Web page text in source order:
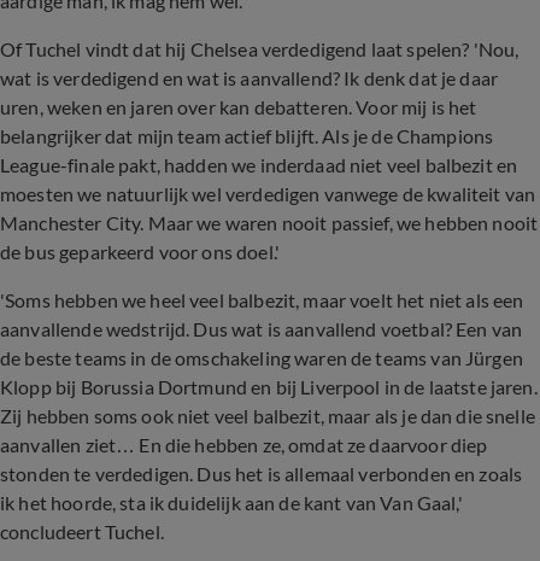
Of Tuchel vindt dat hij Chelsea verdedigend laat spelen? 'Nou,
wat is verdedigend en wat is aanvallend? Ik denk dat je daar
uren, weken en jaren over kan debatteren. Voor mij is het
belangrijker dat mijn team actief blijft. Als je de Champions
League-finale pakt, hadden we inderdaad niet veel balbezit en
moesten we natuurlijk wel verdedigen vanwege de kwaliteit van
Manchester City. Maar we waren nooit passief, we hebben nooit
de bus geparkeerd voor ons doel.'
'Soms hebben we heel veel balbezit, maar voelt het niet als een
aanvallende wedstrijd. Dus wat is aanvallend voetbal? Een van
de beste teams in de omschakeling waren de teams van Jürgen
Klopp bij Borussia Dortmund en bij Liverpool in de laatste jaren.
Zij hebben soms ook niet veel balbezit, maar als je dan die snelle
aanvallen ziet… En die hebben ze, omdat ze daarvoor diep
stonden te verdedigen. Dus het is allemaal verbonden en zoals
ik het hoorde, sta ik duidelijk aan de kant van Van Gaal,'
concludeert Tuchel.